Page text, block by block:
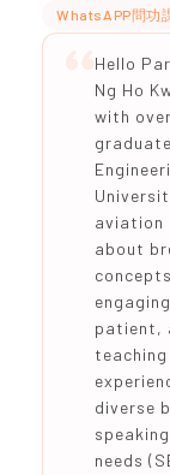
WhatsAPP問功
Hello
Ng Ho
with
aviation
about
patient,
diverse
needs